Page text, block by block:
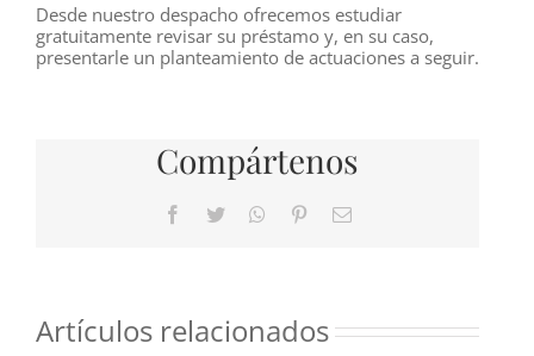
Desde nuestro despacho ofrecemos estudiar
gratuitamente revisar su préstamo y, en su caso,
presentarle un planteamiento de actuaciones a seguir.
Compártenos
Facebook
Twitter WhatsApp
PinterestCorreo
Artículos relacionados